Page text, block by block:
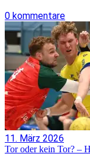
0 kommentare
11. März 2026
Tor oder kein Tor? –